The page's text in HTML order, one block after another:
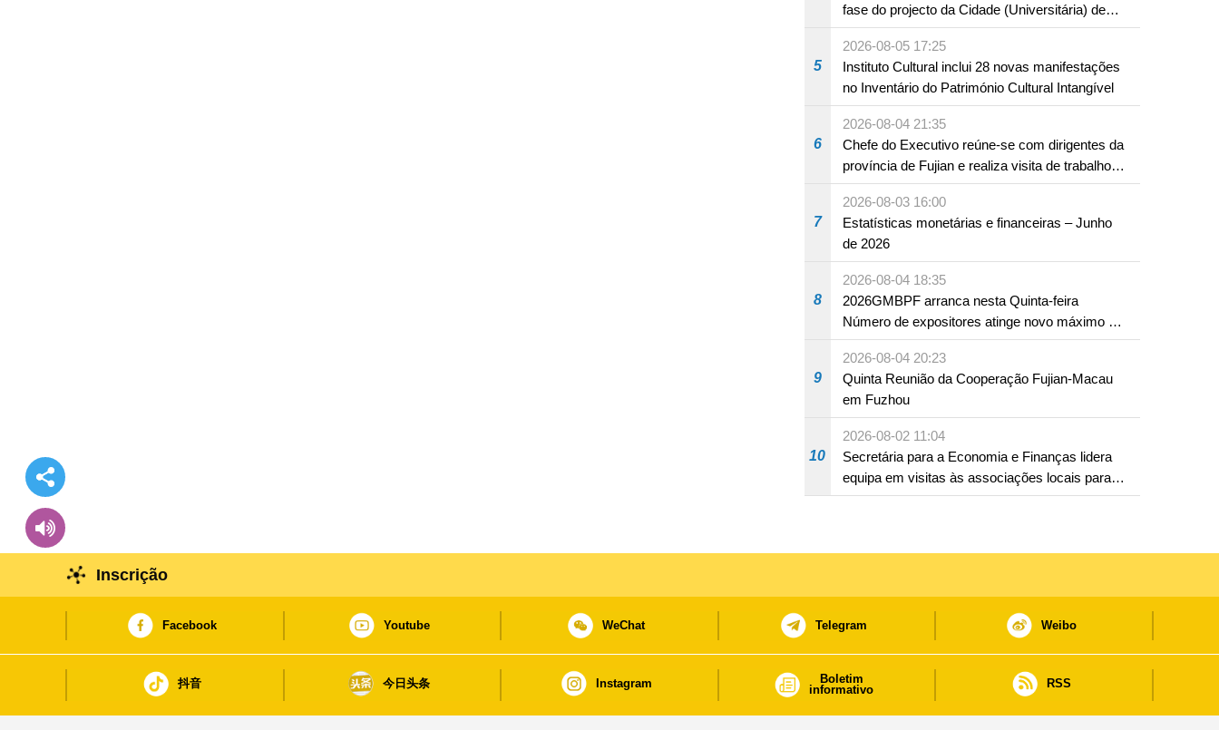
fase do projecto da Cidade (Universitária) de
Educação Internacional de Macau e Hengqin
5
2026-08-05 17:25
Instituto Cultural inclui 28 novas manifestações
no Inventário do Património Cultural Intangível
6
2026-08-04 21:35
Chefe do Executivo reúne-se com dirigentes da
província de Fujian e realiza visita de trabalho
em Fuzhou
7
2026-08-03 16:00
Estatísticas monetárias e financeiras – Junho
de 2026
8
2026-08-04 18:35
2026GMBPF arranca nesta Quinta-feira
Número de expositores atinge novo máximo em
18 anos
9
2026-08-04 20:23
Quinta Reunião da Cooperação Fujian-Macau
em Fuzhou
10
2026-08-02 11:04
Secretária para a Economia e Finanças lidera
equipa em visitas às associações locais para
consolidar consensos e promover os trabalhos
Inscrição
Facebook Youtube WeChat Telegram Weibo
抖音 今日头条 Instagram
Boletim
informativo
RSS